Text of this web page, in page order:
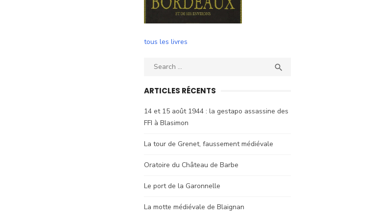
tous les livres
Search

ARTICLES RÉCENTS
14 et 15 août 1944 : la gestapo assassine des
FFI à Blasimon
La tour de Grenet, faussement médiévale
Oratoire du Château de Barbe
Le port de la Garonnelle
La motte médiévale de Blaignan